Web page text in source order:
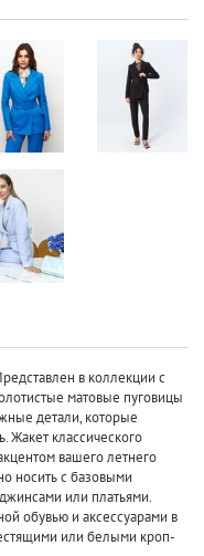
в коллекции с
матовые пуговицы
детали, которые
Жакет классического
вашего летнего
носить с базовыми
или платьями.
обувью и аксессуарами в
или белыми кроп-